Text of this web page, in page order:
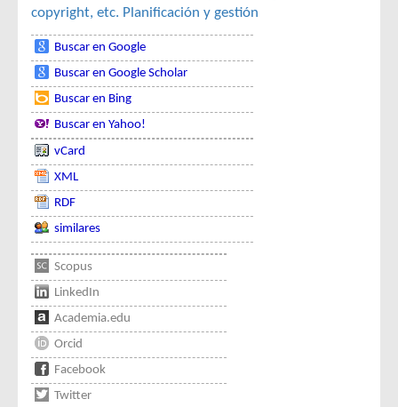
copyright, etc. Planificación y gestión
Buscar en Google
Buscar en Google Scholar
Buscar en Bing
Buscar en Yahoo!
vCard
XML
RDF
similares
Scopus
LinkedIn
Academia.edu
Orcid
Facebook
Twitter